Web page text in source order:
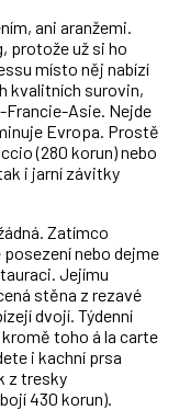
ani aranžemi.
protože už si ho
místo něj nabízí
kvalitních surovin,
Francie-Asie. Nejde
Evropa. Prostě
(280 korun) nebo
i jarní závitky
Zatímco
nebo dejme
Jejímu
stěna z rezavé
dvojí. Týdenní
toho á la carte
i kachní prsa
z tresky
430 korun).